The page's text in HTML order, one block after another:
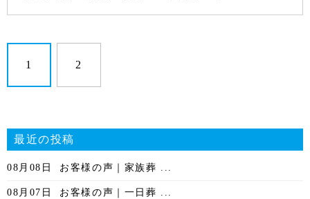
1 2
最近の投稿
08月08日 お客様の声｜家族葬 ...
08月07日 お客様の声｜一日葬 ...